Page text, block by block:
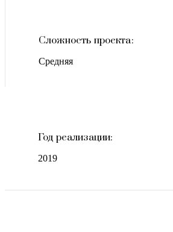
Сложность проекта:
Средняя
Год реализации:
2019